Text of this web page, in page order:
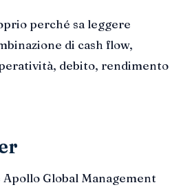
perché sa leggere
di cash flow,
debito, rendimento
Global Management